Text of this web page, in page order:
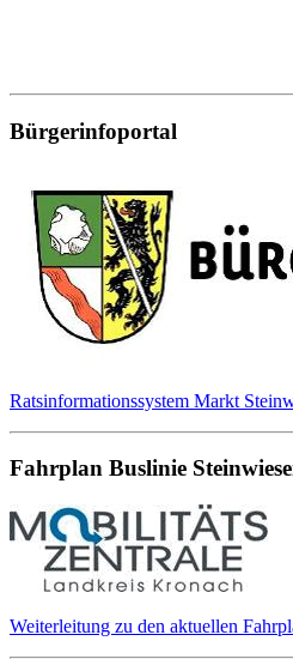
Bürgerinfoportal
Ratsinformationssystem Markt
Fahrplan Buslinie
Weiterleitung zu den aktuellen